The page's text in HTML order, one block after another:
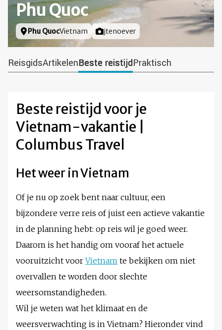
Phu Quoc
Locatie
Phu QuocVietnam Foto door
jtenoever
ReisgidsArtikelenBeste reistijdPraktisch
Beste reistijd voor je
Vietnam-vakantie |
Columbus Travel
Het weer in Vietnam
Of je nu op zoek bent naar cultuur, een
bijzondere verre reis of juist een actieve vakantie
in de planning hebt: op reis wil je goed weer.
Daarom is het handig om vooraf het actuele
vooruitzicht voorVietnam te bekijken om niet
overvallen te worden door slechte
weersomstandigheden.
Wil je weten wat het klimaat en de
weersverwachting is in Vietnam? Hieronder vind